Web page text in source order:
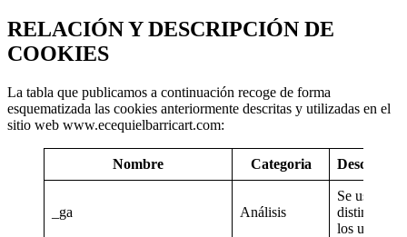
RELACIÓN Y DESCRIPCIÓN DE
COOKIES
La tabla que publicamos a continuación recoge de forma
esquematizada las cookies anteriormente descritas y utilizadas en el
sitio web www.ecequielbarricart.com:
Nombre Categoria
_ga Análisis
Se usa para
distinguir a
los usuarios.